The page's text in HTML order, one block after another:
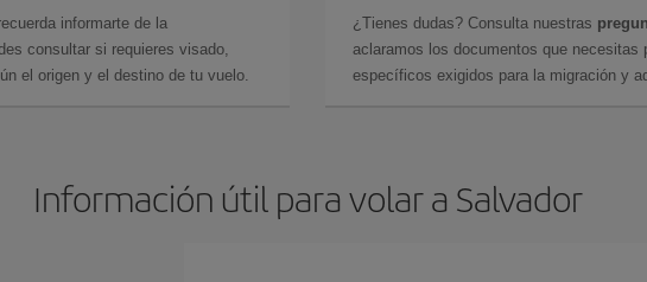
informarte de la
consultar si requieres visado,
el origen y el destino de tu vuelo.
¿Tienes dudas? Consulta nuestras
aclaramos los documentos que
específicos exigidos para la migración y
Información útil para volar a Salvador